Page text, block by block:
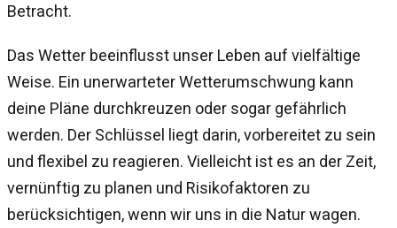
Betracht.
Das Wetter beeinflusst unser Leben auf vielfältige
Weise. Ein unerwarteter Wetterumschwung kann
deine Pläne durchkreuzen oder sogar gefährlich
werden. Der Schlüssel liegt darin, vorbereitet zu sein
und flexibel zu reagieren. Vielleicht ist es an der Zeit,
vernünftig zu planen und Risikofaktoren zu
berücksichtigen, wenn wir uns in die Natur wagen.